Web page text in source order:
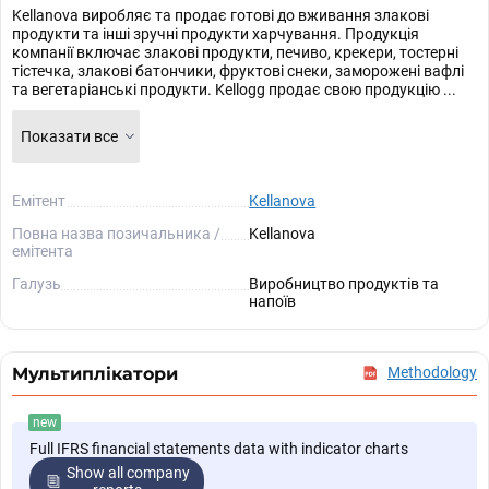
Kellanova виробляє та продає готові до вживання злакові
продукти та інші зручні продукти харчування. Продукція
компанії включає злакові продукти, печиво, крекери, тостерні
тістечка, злакові батончики, фруктові снеки, заморожені вафлі
та вегетаріанські продукти. Kellogg продає свою продукцію ...
Показати все
Емітент
Kellanova
Повна назва позичальника /
емітента
Kellanova
Галузь
Виробництво продуктів та
напоїв
Мультиплікатори Methodology
new
Full IFRS financial statements data with indicator charts
Show all company